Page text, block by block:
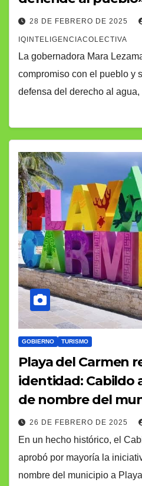
28 DE FEBRERO DE 2025
IQINTELIGENCIACOLECTIVA
La gobernadora Mara
compromiso con el pueblo y
defensa del derecho al agua,
GOBIERNO TURISMO
Playa del Carmen
identidad: Cabildo
de nombre del
26 DE FEBRERO DE 2025
En un hecho histórico, el
aprobó por mayoría la
nombre del municipio a